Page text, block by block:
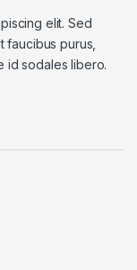
elit. Sed
faucibus purus,
id sodales libero.